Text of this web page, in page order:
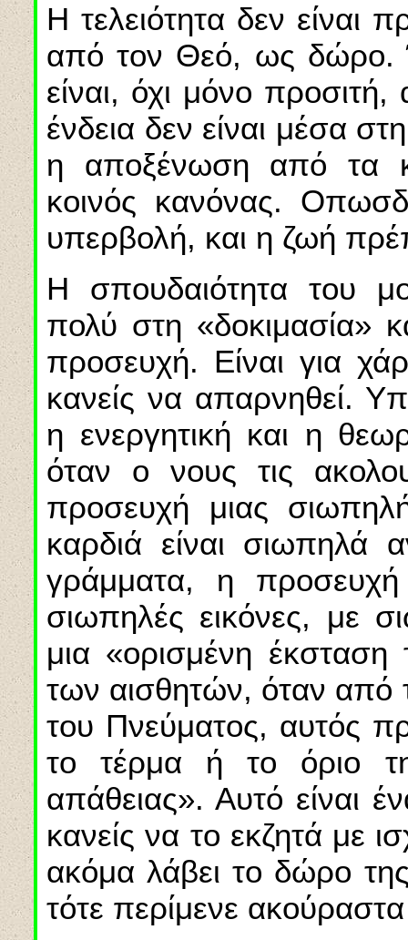
Η τελειότητα δεν είναι
από τον Θεό, ως δώρο.
είναι, όχι μόνο
ένδεια δεν είναι μέσα
η αποξένωση από τα
κοινός κανόνας.
υπερβολή, και η ζωή
Η σπουδαιότητα του
πολύ στη «δοκιμασία»
προσευχή. Είναι για
κανείς να απαρνηθεί.
η ενεργητική και η
όταν ο νους τις
προσευχή μιας
καρδιά είναι σιωπηλά
γράμματα, η
σιωπηλές εικόνες, με
μια «ορισμένη
των αισθητών, όταν από
του Πνεύματος, αυτός
το τέρμα ή το όριο
απάθειας». Αυτό είναι
κανείς να το εκζητά με
ακόμα λάβει το δώρο
τότε περίμενε